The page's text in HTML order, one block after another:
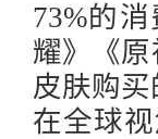
73%的
耀》《
皮肤购买
在全球